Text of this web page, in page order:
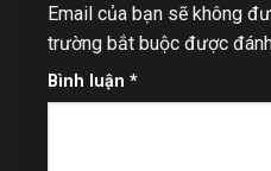
Email của bạn sẽ không
trường bắt buộc được
Bình luận *